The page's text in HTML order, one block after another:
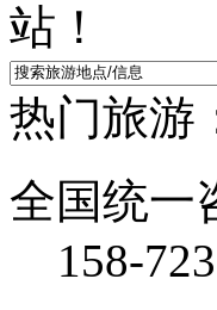
站！
热门旅游
全国统一
158-